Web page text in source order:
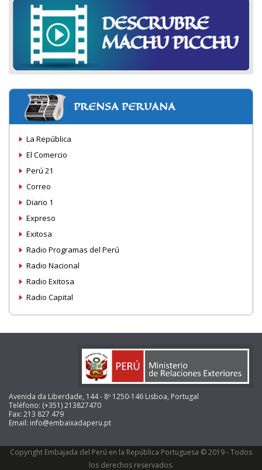
PRENSA PERUANA
La República
El Comercio
Perú 21
Correo
Diario 1
Expreso
Exitosa
Radio Programas del Perú
Radio Nacional
Radio Exitosa
Radio Capital
Avenida da Liberdade, 144 - 8º 1250-146 Lisboa, Portugal
Teléfono: (+351) 213827470
Fax: 213 827 479
Email: info@embaixadaperu.pt
Copyright Embajada del Perú en la República Portuguesa © 2019 - Todos
los derechos reservados.